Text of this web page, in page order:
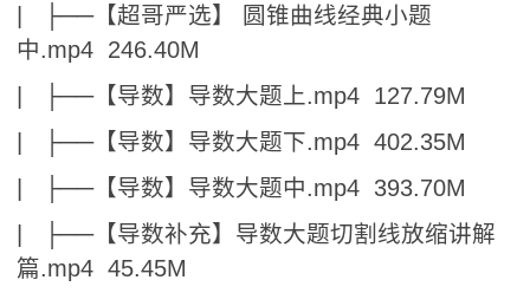
| ├──【超哥严选】 圆锥曲线经典小题
中.mp4 246.40M
| ├──【导数】导数大题上.mp4 127.79M
| ├──【导数】导数大题下.mp4 402.35M
| ├──【导数】导数大题中.mp4 393.70M
| ├──【导数补充】导数大题切割线放缩讲解
篇.mp4 45.45M